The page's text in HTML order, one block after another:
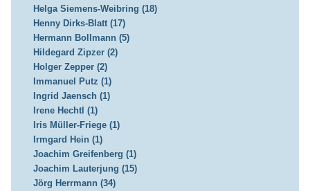
Helga Siemens-Weibring (18)
Henny Dirks-Blatt (17)
Hermann Bollmann (5)
Hildegard Zipzer (2)
Holger Zepper (2)
Immanuel Putz (1)
Ingrid Jaensch (1)
Irene Hechtl (1)
Iris Müller-Friege (1)
Irmgard Hein (1)
Joachim Greifenberg (1)
Joachim Lauterjung (15)
Jörg Herrmann (34)